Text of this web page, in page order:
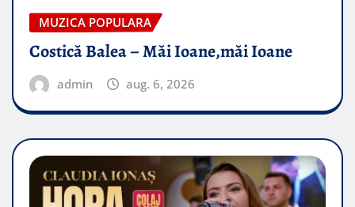
MUZICA POPULARA
Costică Balea – Măi Ioane,măi Ioane
admin aug. 6, 2026